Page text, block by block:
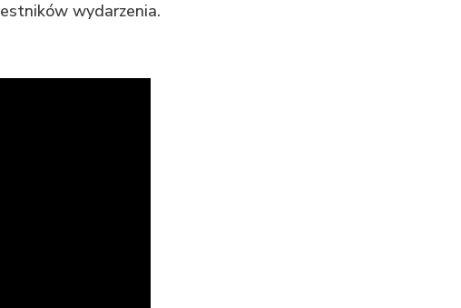
wydarzenia.